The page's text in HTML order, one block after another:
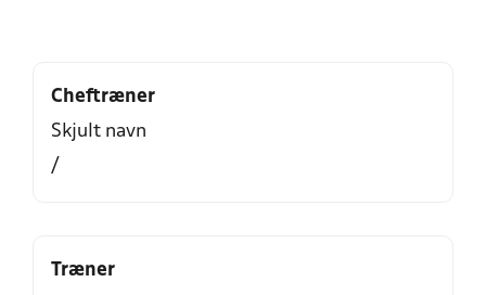
Cheftræner
Skjult navn
/
Træner